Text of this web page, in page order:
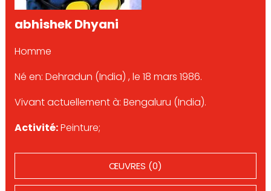
abhishek Dhyani
Homme
Né en: Dehradun (India) , le 18 mars 1986.
Vivant actuellement à: Bengaluru (India).
Activité:Peinture;
ŒUVRES (0)